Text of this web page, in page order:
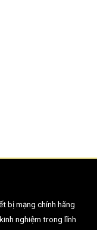
bị mạng chính hãng
nghiệm trong lĩnh